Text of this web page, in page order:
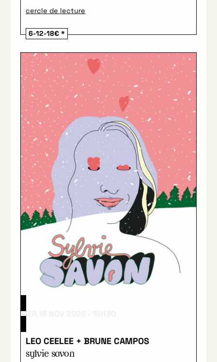
cercle de lecture
6-12-18€ *
MER 18 NOV 2026
LEO CEELEE + BRUNE CAMPOS
sylvie savon